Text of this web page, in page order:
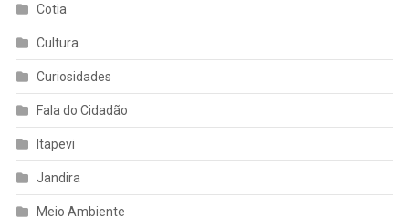
Cotia
Cultura
Curiosidades
Fala do Cidadão
Itapevi
Jandira
Meio Ambiente